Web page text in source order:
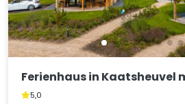
Ferienhaus in Kaatsheuvel
5,0